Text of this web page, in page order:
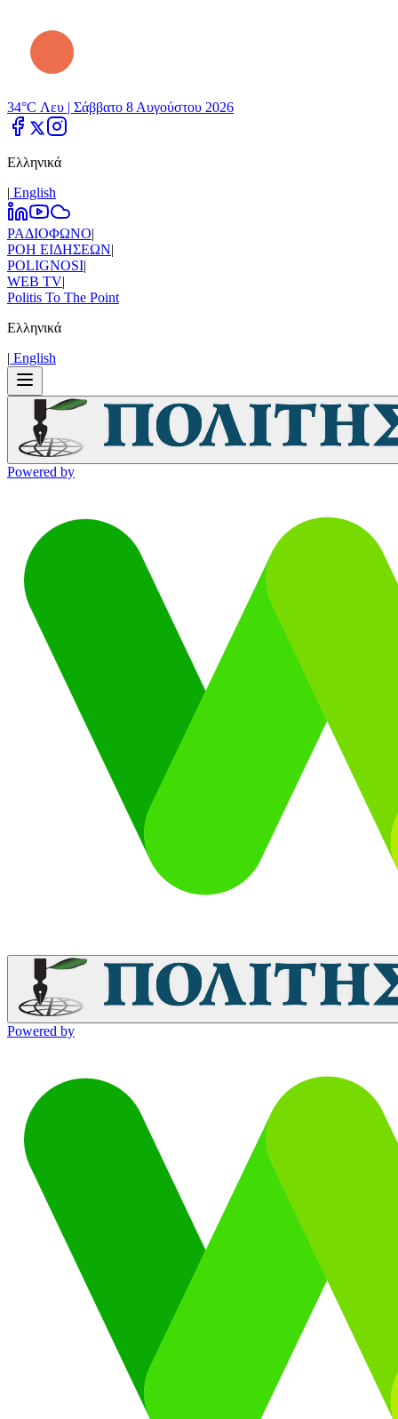
34°C Λευ | Σάββατο 8 Αυγούστου 2026
Ελληνικά
| Εnglish
ΡΑΔΙΟΦΩΝΟ|
ΡΟΗ ΕΙΔΗΣΕΩΝ|
POLIGNOSI|
WEB TV|
Politis To The Point
Ελληνικά
| Εnglish
Powered by
Powered by